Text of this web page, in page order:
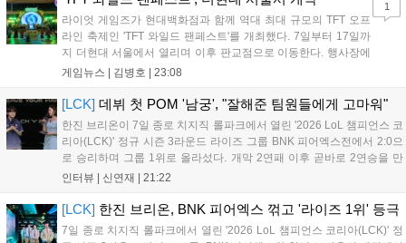
거리를 제공하며, 이후 현대백화점 판교점에서도 행사가 이어질 예정입
니다. 연말에는 라스베이거스 오픈이 개최됩니다....
라이엇 게임즈가 현대백화점과 함께 역대 최대 규모의 TFT 오프
라인 축제인 'TFT 와일드 팬페스트'를 개최했다. 7일부터 17일까
지 더현대 서울에서 열리며 이후 판교점으로 이동한다. 행사장에
는 체험, 스페셜, 무대 존이 마련됐으며 8일 오후 2시 인비테이셔
연 등 다채로운 일정이 준비되어 있다. 사전 예약은 조기 마감될
만큼 큰 인기를 끌고 있다....
게임뉴스 | 김병호 23:08
1
[LCK] 데뷔 첫 POM '남궁', "잘해준 팀원들에게 고마워"
한진 브리온이 7일 종로 치지직 롤파크에서 열린 '2026 LoL 챔피언스 코
리아(LCK)' 정규 시즌 3라운드 라이즈 그룹 BNK 피어엑스전에서 2:0으
로 승리하며 그룹 1위로 올라섰다. 개막 2연패 이후 곧바로 2연승을 만
들어내면서 이어질 4라운드에 대한 기대감을 올렸다. 다음은 이날 데뷔
인터뷰 | 신연재 21:22
[LCK] 한진 브리온, BNK 피어엑스 꺾고 '라이즈 1위' 등극
7일 종로 치지직 롤파크에서 열린 '2026 LoL 챔피언스 코리아(LCK)' 정